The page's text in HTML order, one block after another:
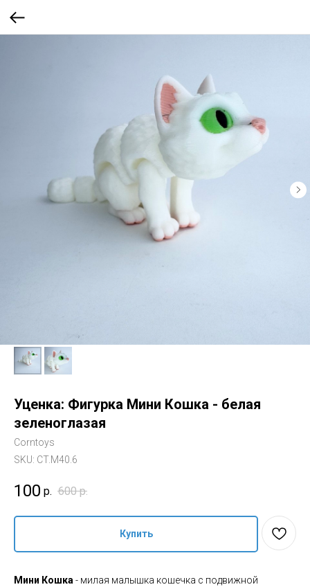
Уценка: Фигурка Мини Кошка - белая
зеленоглазая
Corntoys
SKU: CT.M40.6
100 р. 600 р.
Купить
Мини Кошка- милая малышка кошечка с подвижной